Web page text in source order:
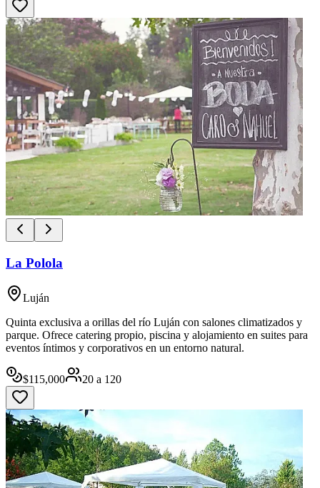
La Polola
Luján
Quinta exclusiva a orillas del río Luján con salones climatizados y
parque. Ofrece catering propio, piscina y alojamiento en suites para
eventos íntimos y corporativos en un entorno natural.
$115,000 20 a 120